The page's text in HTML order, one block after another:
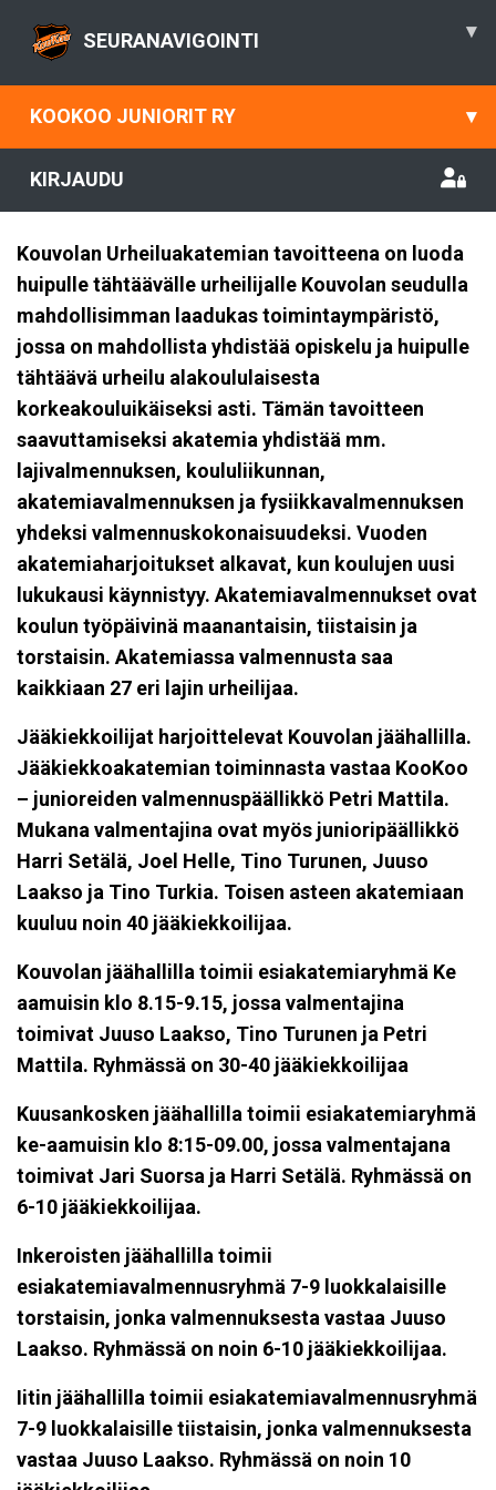
SEURANAVIGOINTI ▾
KOOKOO JUNIORIT RY ▾
KIRJAUDU
Kouvolan Urheiluakatemian tavoitteena on luoda
huipulle tähtäävälle urheilijalle Kouvolan seudulla
mahdollisimman laadukas toimintaympäristö,
jossa on mahdollista yhdistää opiskelu ja huipulle
tähtäävä urheilu alakoululaisesta
korkeakouluikäiseksi asti. Tämän tavoitteen
saavuttamiseksi akatemia yhdistää mm.
lajivalmennuksen, koululiikunnan,
akatemiavalmennuksen ja fysiikkavalmennuksen
yhdeksi valmennuskokonaisuudeksi. Vuoden
akatemiaharjoitukset alkavat, kun koulujen uusi
lukukausi käynnistyy. Akatemiavalmennukset ovat
koulun työpäivinä maanantaisin, tiistaisin ja
torstaisin. Akatemiassa valmennusta saa
kaikkiaan 27 eri lajin urheilijaa.
Jääkiekkoilijat harjoittelevat Kouvolan jäähallilla.
Jääkiekkoakatemian toiminnasta vastaa KooKoo
– junioreiden valmennuspäällikkö Petri Mattila.
Mukana valmentajina ovat myös junioripäällikkö
Harri Setälä, Joel Helle, Tino Turunen, Juuso
Laakso ja Tino Turkia. Toisen asteen akatemiaan
kuuluu noin 40 jääkiekkoilijaa.
Kouvolan jäähallilla toimii esiakatemiaryhmä Ke
aamuisin klo 8.15-9.15, jossa valmentajina
toimivat Juuso Laakso, Tino Turunen ja Petri
Mattila. Ryhmässä on 30-40 jääkiekkoilijaa
Kuusankosken jäähallilla toimii esiakatemiaryhmä
ke-aamuisin klo 8:15-09.00, jossa valmentajana
toimivat Jari Suorsa ja Harri Setälä. Ryhmässä on
6-10 jääkiekkoilijaa.
Inkeroisten jäähallilla toimii
esiakatemiavalmennusryhmä 7-9 luokkalaisille
torstaisin, jonka valmennuksesta vastaa Juuso
Laakso. Ryhmässä on noin 6-10 jääkiekkoilijaa.
Iitin jäähallilla toimii esiakatemiavalmennusryhmä
7-9 luokkalaisille tiistaisin, jonka valmennuksesta
vastaa Juuso Laakso. Ryhmässä on noin 10